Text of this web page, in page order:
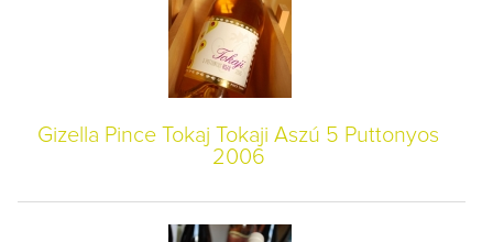
Gizella Pince Tokaj Tokaji Aszú 5 Puttonyos
2006